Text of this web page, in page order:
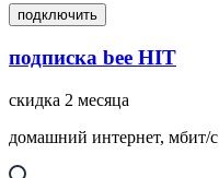
подключить
подписка bee HIT
скидка 2 месяца
домашний интернет, мбит/с